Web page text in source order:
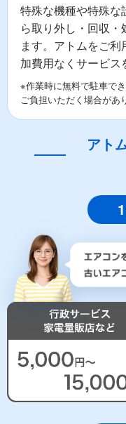
特殊な機種や特殊
ら取り外し・回収
ます。アトムをご
加費用なくサービス
※作業時に無料で駐車で
ご負担いただく場合があ
アト